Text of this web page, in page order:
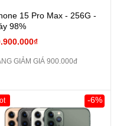
15 Pro Max - 256G -
98%
GIẢM GIÁ 900.000đ
-6%